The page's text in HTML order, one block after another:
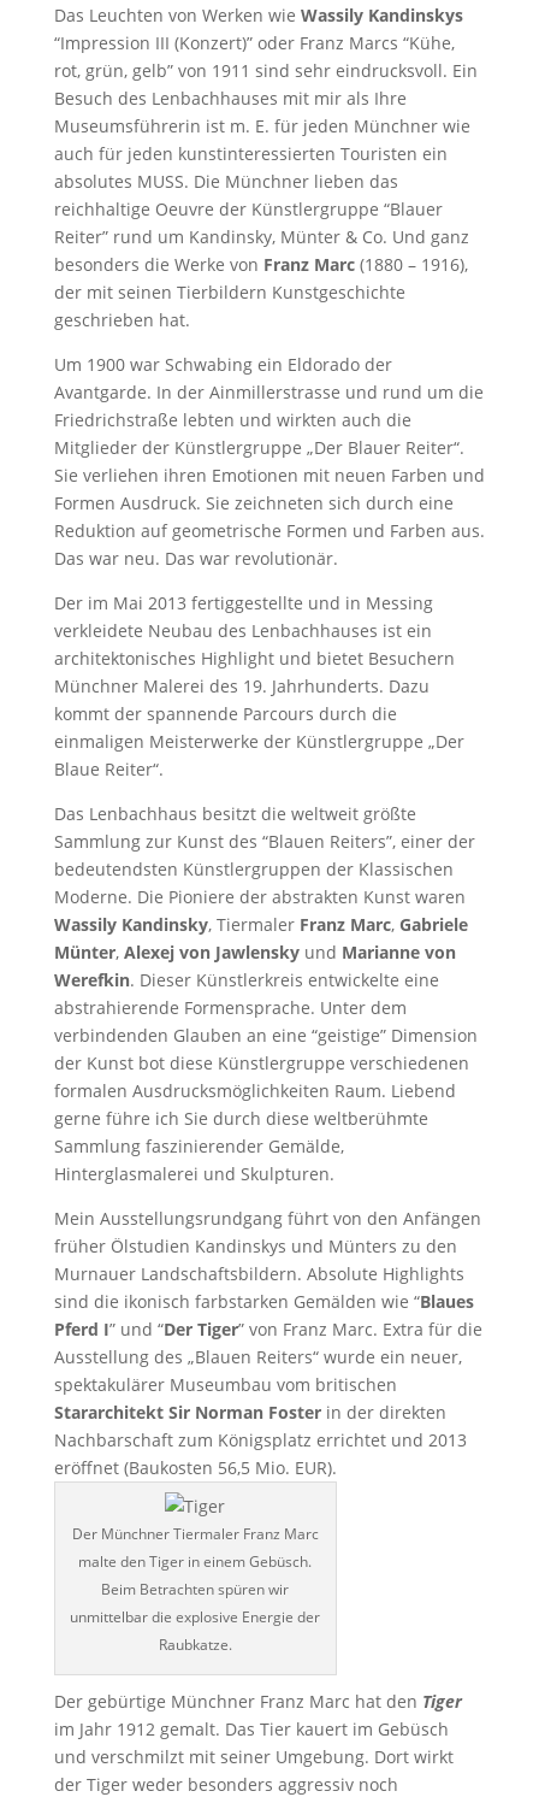
Das Leuchten von Werken wie Wassily Kandinskys
“Impression III (Konzert)” oder Franz Marcs “Kühe,
rot, grün, gelb” von 1911 sind sehr eindrucksvoll. Ein
Besuch des Lenbachhauses mit mir als Ihre
Museumsführerin ist m. E. für jeden Münchner wie
auch für jeden kunstinteressierten Touristen ein
absolutes MUSS. Die Münchner lieben das
reichhaltige Oeuvre der Künstlergruppe “Blauer
Reiter” rund um Kandinsky, Münter & Co. Und ganz
besonders die Werke von Franz Marc(1880 – 1916),
der mit seinen Tierbildern Kunstgeschichte
geschrieben hat.
Um 1900 war Schwabing ein Eldorado der
Avantgarde. In der Ainmillerstrasse und rund um die
Friedrichstraße lebten und wirkten auch die
Mitglieder der Künstlergruppe „Der Blauer Reiter“.
Sie verliehen ihren Emotionen mit neuen Farben und
Formen Ausdruck. Sie zeichneten sich durch eine
Reduktion auf geometrische Formen und Farben aus.
Das war neu. Das war revolutionär.
Der im Mai 2013 fertiggestellte und in Messing
verkleidete Neubau des Lenbachhauses ist ein
architektonisches Highlight und bietet Besuchern
Münchner Malerei des 19. Jahrhunderts. Dazu
kommt der spannende Parcours durch die
einmaligen Meisterwerke der Künstlergruppe „Der
Blaue Reiter“.
Das Lenbachhaus besitzt die weltweit größte
Sammlung zur Kunst des “Blauen Reiters”, einer der
bedeutendsten Künstlergruppen der Klassischen
Moderne. Die Pioniere der abstrakten Kunst waren
Wassily Kandinsky, Tiermaler Franz Marc, Gabriele
Münter, Alexej von Jawlenskyund Marianne von
Werefkin. Dieser Künstlerkreis entwickelte eine
abstrahierende Formensprache. Unter dem
verbindenden Glauben an eine “geistige” Dimension
der Kunst bot diese Künstlergruppe verschiedenen
formalen Ausdrucksmöglichkeiten Raum. Liebend
gerne führe ich Sie durch diese weltberühmte
Sammlung faszinierender Gemälde,
Hinterglasmalerei und Skulpturen.
Mein Ausstellungsrundgang führt von den Anfängen
früher Ölstudien Kandinskys und Münters zu den
Murnauer Landschaftsbildern. Absolute Highlights
sind die ikonisch farbstarken Gemälden wie “Blaues
Pferd I” und “Der Tiger” von Franz Marc. Extra für die
Ausstellung des „Blauen Reiters“ wurde ein neuer,
spektakulärer Museumbau vom britischen
Stararchitekt Sir Norman Fosterin der direkten
Nachbarschaft zum Königsplatz errichtet und 2013
eröffnet (Baukosten 56,5 Mio. EUR).
Der Münchner Tiermaler Franz Marc
malte den Tiger in einem Gebüsch.
Beim Betrachten spüren wir
unmittelbar die explosive Energie der
Raubkatze.
Der gebürtige Münchner Franz Marc hat den Tiger
im Jahr 1912 gemalt. Das Tier kauert im Gebüsch
und verschmilzt mit seiner Umgebung. Dort wirkt
der Tiger weder besonders aggressiv noch